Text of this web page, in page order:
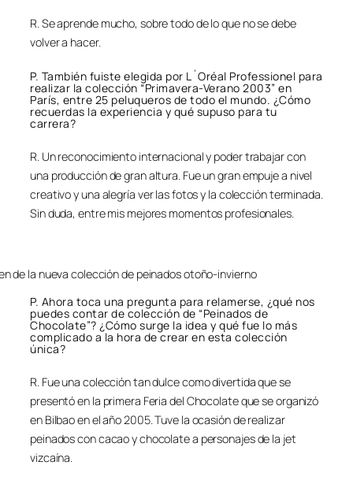
R. Se aprende mucho, sobre todo de lo que no se debe
volver a hacer.
P. También fuiste elegida por L´Oréal Professionel para
realizar la colección “Primavera-Verano 2003” en
París, entre 25 peluqueros de todo el mundo. ¿Cómo
recuerdas la experiencia y qué supuso para tu
carrera?
R. Un reconocimiento internacional y poder trabajar con
una producción de gran altura. Fue un gran empuje a nivel
creativo y una alegría ver las fotos y la colección terminada.
Sin duda, entre mis mejores momentos profesionales.
de la nueva colección de peinados otoño-invierno
P. Ahora toca una pregunta para relamerse, ¿qué nos
puedes contar de colección de “Peinados de
Chocolate”? ¿Cómo surge la idea y qué fue lo más
complicado a la hora de crear en esta colección
única?
R. Fue una colección tan dulce como divertida que se
presentó en la primera Feria del Chocolate que se organizó
en Bilbao en el año 2005. Tuve la ocasión de realizar
peinados con cacao y chocolate a personajes de la jet
vizcaína.